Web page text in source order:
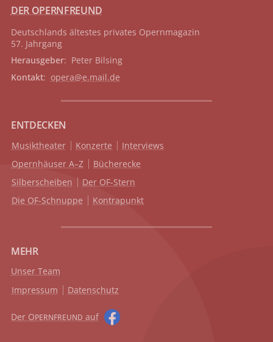
DER OPERNFREUND
Deutschlands ältestes privates Opernmagazin
57. Jahrgang
Herausgeber: Peter Bilsing
Kontakt: opera@e.mail.de
ENTDECKEN
Musiktheater Konzerte
Interviews
Opernhäuser A–Z
Bücherecke
Silberscheiben
Der OF-Stern
Die OF-Schnuppe
Kontrapunkt
MEHR
Unser Team
Impressum
Datenschutz
Der OPERNFREUND auf